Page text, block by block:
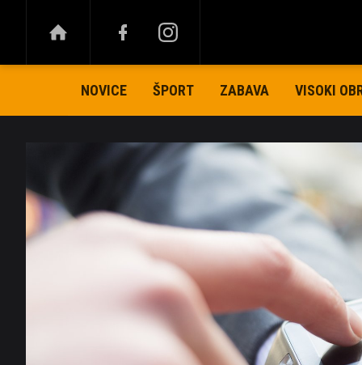
NOVICE ŠPORT ZABAVA VISOKI